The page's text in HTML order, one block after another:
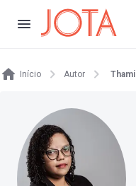
Início Autor